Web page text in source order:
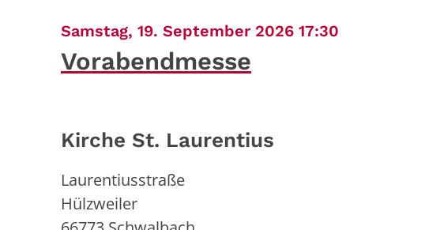
Samstag, 19. September 2026 17:30
Vorabendmesse
Kirche St. Laurentius
Laurentiusstraße
Hülzweiler